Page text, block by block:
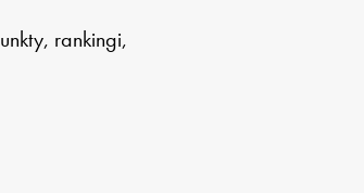
rankingi,